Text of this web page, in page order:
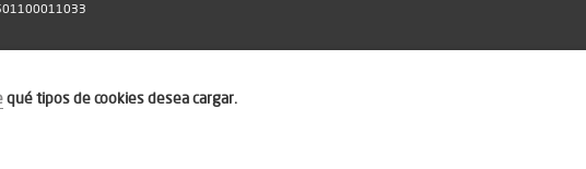
qué tipos de cookies desea cargar.